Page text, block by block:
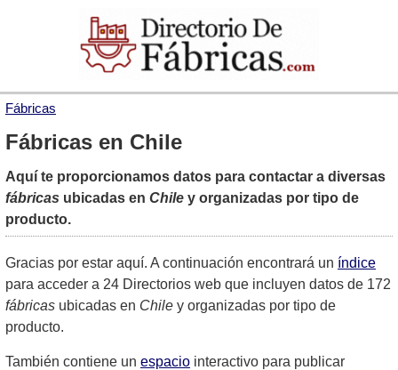
Fábricas
Fábricas en Chile
Aquí te proporcionamos datos para contactar a diversas
fábricas ubicadas en Chile y organizadas por tipo de
producto.
Gracias por estar aquí. A continuación encontrará un índice
para acceder a 24 Directorios web que incluyen datos de 172
fábricas ubicadas en Chile y organizadas por tipo de
producto.
También contiene un espacio interactivo para publicar